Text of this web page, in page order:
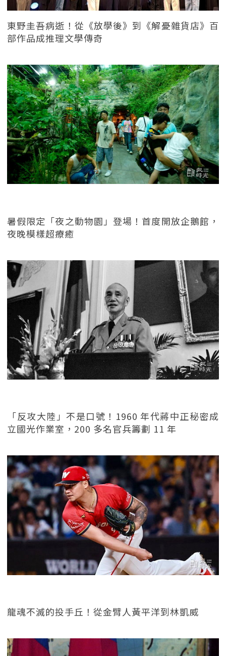
東野圭吾病逝！從《放學後》到《解憂雜貨店》百
部作品成推理文學傳奇
暑假限定「夜之動物園」登場！首度開放企鵝館，
夜晚模樣超療癒
「反攻大陸」不是口號！1960 年代蔣中正秘密成
立國光作業室，200 多名官兵籌劃 11 年
龍魂不滅的投手丘！從金臂人黃平洋到林凱威